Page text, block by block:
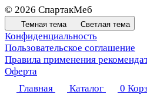
© 2026 СпартакМеб
Темная тема Светлая тема
Конфиденциальность
Пользовательское соглашение
Правила применения
Оферта
Главная
Каталог 0